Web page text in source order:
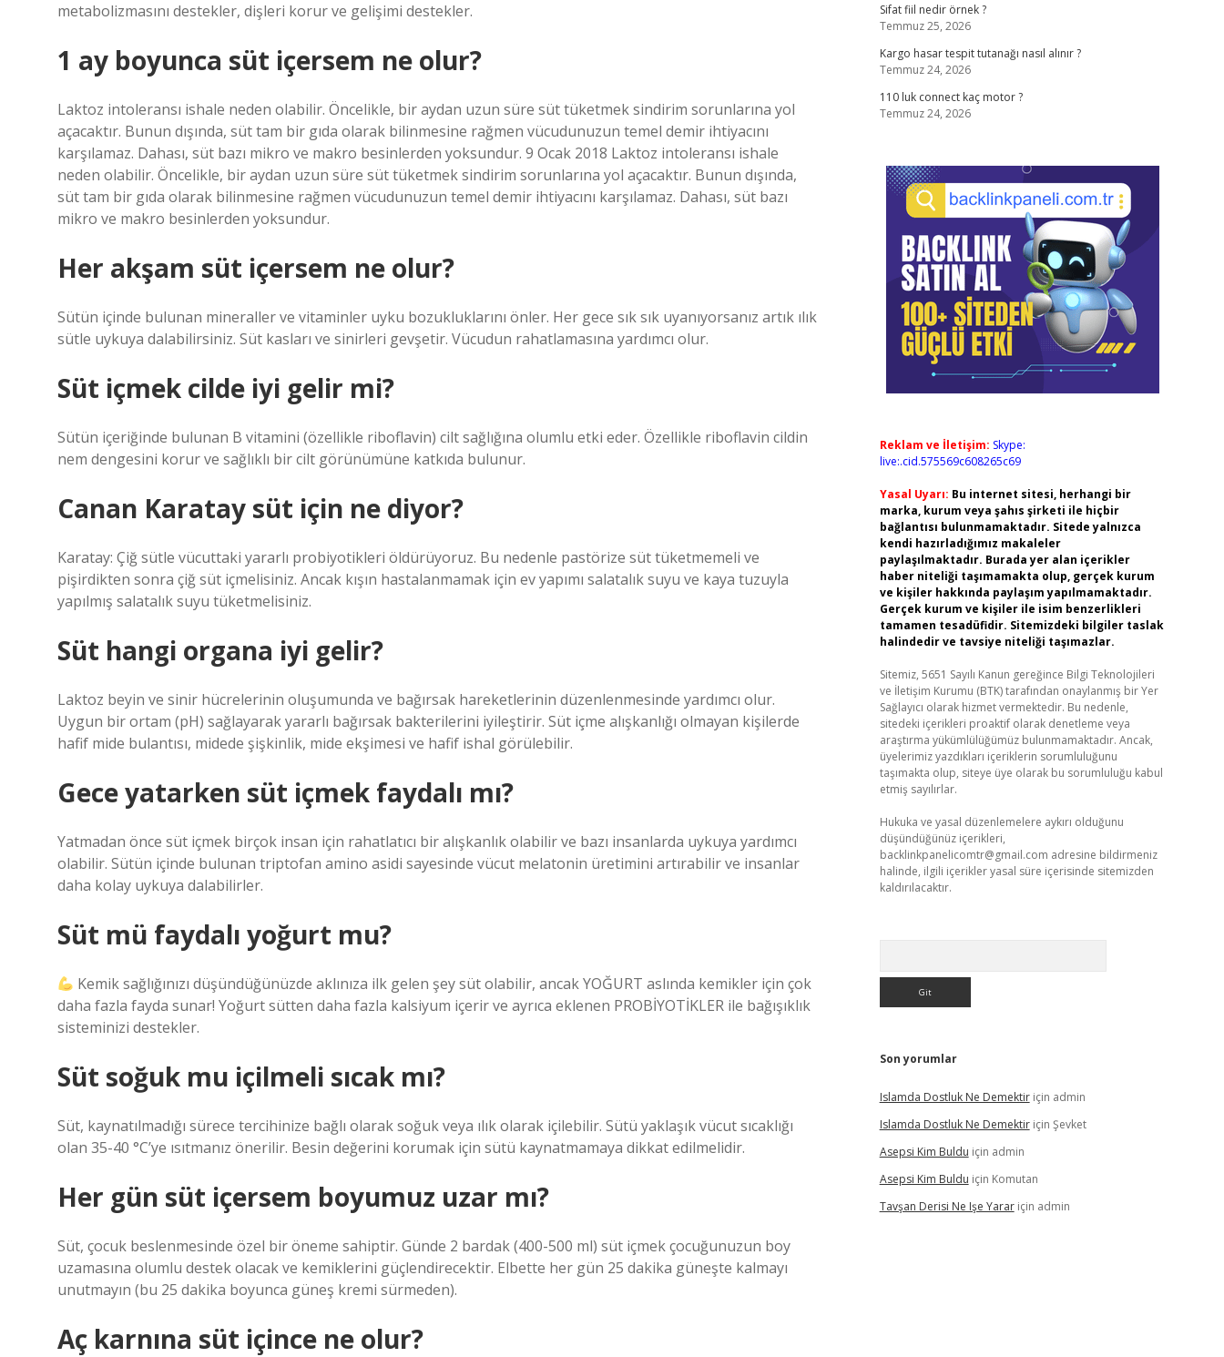
metabolizmasını destekler, dişleri korur ve gelişimi destekler.
1 ay boyunca süt içersem ne olur?
Laktoz intoleransı ishale neden olabilir. Öncelikle, bir aydan uzun süre süt tüketmek sindirim sorunlarına yol
açacaktır. Bunun dışında, süt tam bir gıda olarak bilinmesine rağmen vücudunuzun temel demir ihtiyacını
karşılamaz. Dahası, süt bazı mikro ve makro besinlerden yoksundur. 9 Ocak 2018 Laktoz intoleransı ishale
neden olabilir. Öncelikle, bir aydan uzun süre süt tüketmek sindirim sorunlarına yol açacaktır. Bunun dışında,
süt tam bir gıda olarak bilinmesine rağmen vücudunuzun temel demir ihtiyacını karşılamaz. Dahası, süt bazı
mikro ve makro besinlerden yoksundur.
Her akşam süt içersem ne olur?
Sütün içinde bulunan mineraller ve vitaminler uyku bozukluklarını önler. Her gece sık sık uyanıyorsanız artık ılık
sütle uykuya dalabilirsiniz. Süt kasları ve sinirleri gevşetir. Vücudun rahatlamasına yardımcı olur.
Süt içmek cilde iyi gelir mi?
Sütün içeriğinde bulunan B vitamini (özellikle riboflavin) cilt sağlığına olumlu etki eder. Özellikle riboflavin cildin
nem dengesini korur ve sağlıklı bir cilt görünümüne katkıda bulunur.
Canan Karatay süt için ne diyor?
Karatay: Çiğ sütle vücuttaki yararlı probiyotikleri öldürüyoruz. Bu nedenle pastörize süt tüketmemeli ve
pişirdikten sonra çiğ süt içmelisiniz. Ancak kışın hastalanmamak için ev yapımı salatalık suyu ve kaya tuzuyla
yapılmış salatalık suyu tüketmelisiniz.
Süt hangi organa iyi gelir?
Laktoz beyin ve sinir hücrelerinin oluşumunda ve bağırsak hareketlerinin düzenlenmesinde yardımcı olur.
Uygun bir ortam (pH) sağlayarak yararlı bağırsak bakterilerini iyileştirir. Süt içme alışkanlığı olmayan kişilerde
hafif mide bulantısı, midede şişkinlik, mide ekşimesi ve hafif ishal görülebilir.
Gece yatarken süt içmek faydalı mı?
Yatmadan önce süt içmek birçok insan için rahatlatıcı bir alışkanlık olabilir ve bazı insanlarda uykuya yardımcı
olabilir. Sütün içinde bulunan triptofan amino asidi sayesinde vücut melatonin üretimini artırabilir ve insanlar
daha kolay uykuya dalabilirler.
Süt mü faydalı yoğurt mu?
Kemik sağlığınızı düşündüğünüzde aklınıza ilk gelen şey süt olabilir, ancak YOĞURT aslında kemikler için çok
daha fazla fayda sunar! Yoğurt sütten daha fazla kalsiyum içerir ve ayrıca eklenen PROBİYOTİKLER ile bağışıklık
sisteminizi destekler.
Süt soğuk mu içilmeli sıcak mı?
Süt, kaynatılmadığı sürece tercihinize bağlı olarak soğuk veya ılık olarak içilebilir. Sütü yaklaşık vücut sıcaklığı
olan 35-40 °C’ye ısıtmanız önerilir. Besin değerini korumak için sütü kaynatmamaya dikkat edilmelidir.
Her gün süt içersem boyumuz uzar mı?
Süt, çocuk beslenmesinde özel bir öneme sahiptir. Günde 2 bardak (400-500 ml) süt içmek çocuğunuzun boy
uzamasına olumlu destek olacak ve kemiklerini güçlendirecektir. Elbette her gün 25 dakika güneşte kalmayı
unutmayın (bu 25 dakika boyunca güneş kremi sürmeden).
Aç karnına süt içince ne olur?
Sifat fiil nedir örnek ?
Temmuz 25, 2026
Kargo hasar tespit tutanağı nasıl alınır ?
Temmuz 24, 2026
110 luk connect kaç motor ?
Temmuz 24, 2026
Reklam ve İletişim: Skype:
live:.cid.575569c608265c69
Yasal Uyarı: Bu internet sitesi, herhangi bir
marka, kurum veya şahıs şirketi ile hiçbir
bağlantısı bulunmamaktadır. Sitede yalnızca
kendi hazırladığımız makaleler
paylaşılmaktadır. Burada yer alan içerikler
haber niteliği taşımamakta olup, gerçek kurum
ve kişiler hakkında paylaşım yapılmamaktadır.
Gerçek kurum ve kişiler ile isim benzerlikleri
tamamen tesadüfidir. Sitemizdeki bilgiler taslak
halindedir ve tavsiye niteliği taşımazlar.
Sitemiz, 5651 Sayılı Kanun gereğince Bilgi Teknolojileri
ve İletişim Kurumu (BTK) tarafından onaylanmış bir Yer
Sağlayıcı olarak hizmet vermektedir. Bu nedenle,
sitedeki içerikleri proaktif olarak denetleme veya
araştırma yükümlülüğümüz bulunmamaktadır. Ancak,
üyelerimiz yazdıkları içeriklerin sorumluluğunu
taşımakta olup, siteye üye olarak bu sorumluluğu kabul
etmiş sayılırlar.
Hukuka ve yasal düzenlemelere aykırı olduğunu
düşündüğünüz içerikleri,
backlinkpanelicomtr@gmail.com adresine bildirmeniz
halinde, ilgili içerikler yasal süre içerisinde sitemizden
kaldırılacaktır.
Son yorumlar
Islamda Dostluk Ne Demektiriçin admin
Islamda Dostluk Ne Demektiriçin Şevket
Asepsi Kim Buldu için admin
Asepsi Kim Buldu için Komutan
Tavşan Derisi Ne Işe Yarariçin admin